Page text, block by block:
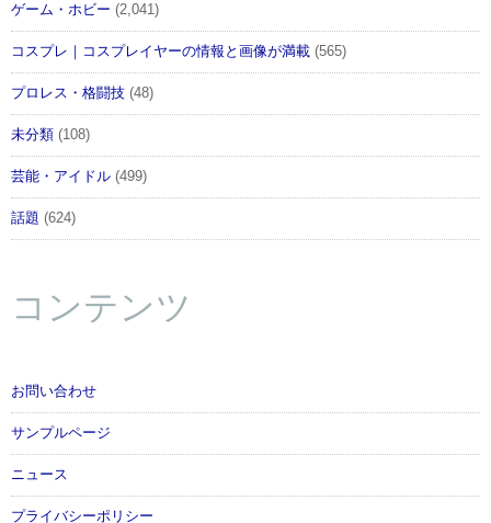
ゲーム・ホビー (2,041)
コスプレ｜コスプレイヤーの情報と画像が満載 (565)
プロレス・格闘技 (48)
未分類 (108)
芸能・アイドル (499)
話題 (624)
コンテンツ
お問い合わせ
サンプルページ
ニュース
プライバシーポリシー